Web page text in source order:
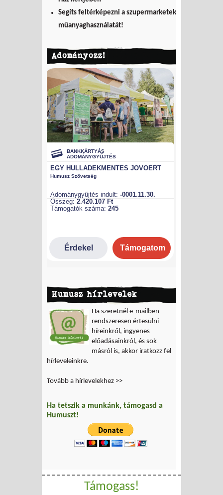
Segíts feltérképezni a szupermarketek
műanyaghasználatát!
Adományozz!
Humusz hírlevelek
Ha szeretnél e-mailben
rendszeresen értesülni
híreinkről, ingyenes
előadásainkról, és sok
másról is, akkor iratkozz fel
hírleveleinkre.
Tovább a hírlevelekhez >>
Ha tetszik a munkánk, támogasd a
Humuszt!
Támogass!